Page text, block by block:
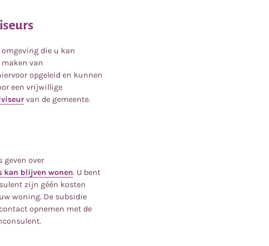
die u kan
van
opgeleid en kunnen
een vrijwillige
van de gemeente.
geven over
kan blijven wonen. U bent
zijn géén kosten
woning. De subsidie
opnemen met de